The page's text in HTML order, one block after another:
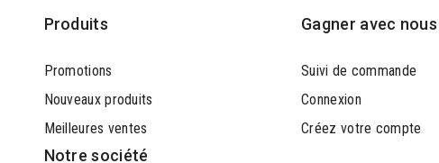
Produits
Promotions
Nouveaux produits
Meilleures ventes
Notre société
Gagner avec nous
Suivi de commande
Connexion
Créez votre compte